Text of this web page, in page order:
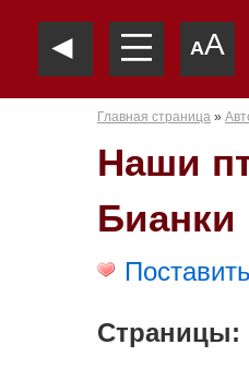
◄ —
—
— AA
Главная страница »
Наши
Бианки
Страницы: